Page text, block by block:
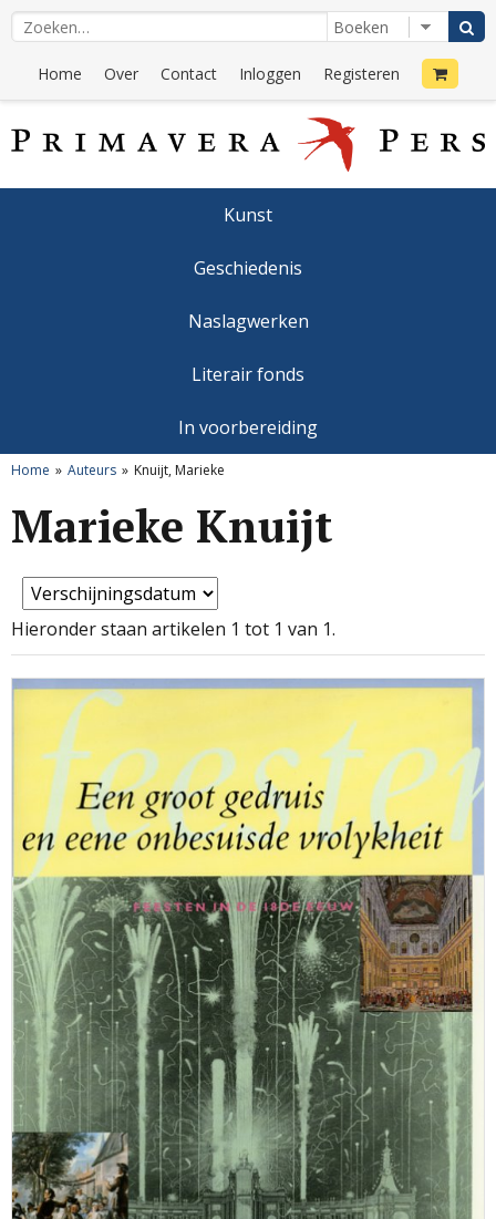
Home Over Contact Inloggen Registeren
Kunst
Geschiedenis
Naslagwerken
Literair fonds
In voorbereiding
Home Auteurs Knuijt, Marieke
Marieke Knuijt
Hieronder staan artikelen 1 tot 1 van 1.